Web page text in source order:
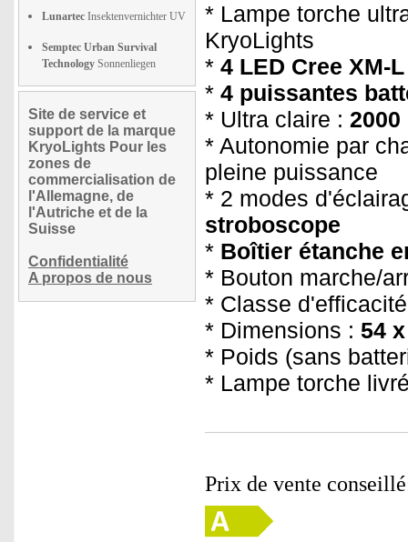
Lunartec Insektenvernichter UV
Semptec Urban Survival
Technology Sonnenliegen
Site de service et
support de la marque
KryoLights Pour les
zones de
commercialisation de
l'Allemagne, de
l'Autriche et de la
Suisse
Confidentialité
A propos de nous
* Lampe torche
KryoLights
* 4 LED Cree XM-
* 4 puissantes
* Ultra claire :
* Autonomie par
pleine puissance
* 2 modes
stroboscope
* Boîtier étanche
* Bouton marche/
* Classe
* Dimensions : 54
* Poids (sans
* Lampe torche
Prix de vente